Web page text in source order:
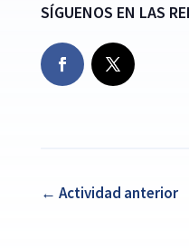
SÍGUENOS EN LAS
← Actividad anterior